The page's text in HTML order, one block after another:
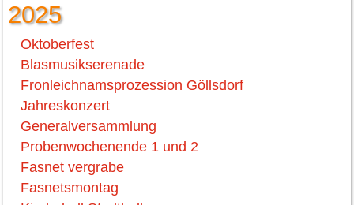
2025
Oktoberfest
Blasmusikserenade
Fronleichnamsprozession Göllsdorf
Jahreskonzert
Generalversammlung
Probenwochenende 1 und 2
Fasnet vergrabe
Fasnetsmontag